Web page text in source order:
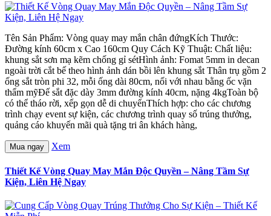
Tên Sản Phẩm: Vòng quay may mắn chân đứngKích Thước:
Đường kính 60cm x Cao 160cm Quy Cách Kỹ Thuật: Chất liệu:
khung sắt sơn mạ kẽm chống gỉ sétHình ảnh: Fomat 5mm in decan
ngoài trời cắt bế theo hình ảnh dán bồi lên khung sắt Thân trụ gồm 2
ống sắt tròn phi 32, mỗi ống dài 80cm, nối với nhau bằng ốc vặn
thẩm mỹĐế sắt đặc dày 3mm đường kính 40cm, nặng 4kgToàn bộ
có thể tháo rời, xếp gọn dễ di chuyểnThích hợp: cho các chương
trình chạy event sự kiện, các chương trình quay số trúng thưởng,
quảng cáo khuyến mãi quà tặng tri ân khách hàng,
Mua ngay Xem
Thiết Kế Vòng Quay May Mắn Độc Quyền – Nâng Tầm Sự
Kiện, Liên Hệ Ngay